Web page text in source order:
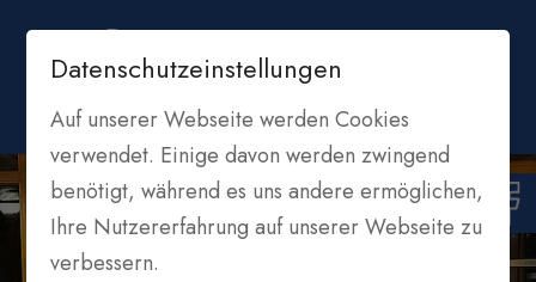
Datenschutzeinstellungen
Auf unserer Webseite werden Cookies
verwendet. Einige davon werden zwingend
benötigt, während es uns andere ermöglichen,
Ihre Nutzererfahrung auf unserer Webseite zu
verbessern.